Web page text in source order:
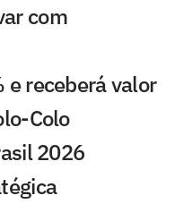
com
e receberá valor
Colo
2026